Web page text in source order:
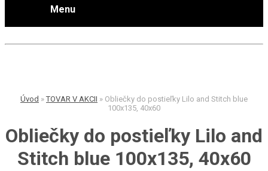
Menu
Úvod » TOVAR V AKCII » Obliečky do postieľky Lilo and Stitch blue
100x135, 40x60
Obliečky do postieľky Lilo and
Stitch blue 100x135, 40x60